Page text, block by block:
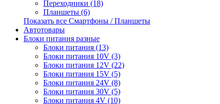
Переходники (18)
Планшеты (6)
Показать все Смартфоны / Планшеты
Автотовары
Блоки питания разные
Блоки питания (13)
Блоки питания 10V (3)
Блоки питания 12V (22)
Блоки питания 15V (5)
Блоки питания 24V (8)
Блоки питания 30V (5)
Блоки питания 4V (10)